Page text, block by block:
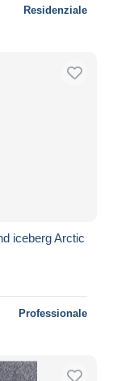
Residenziale
iceberg Arctic
Professionale